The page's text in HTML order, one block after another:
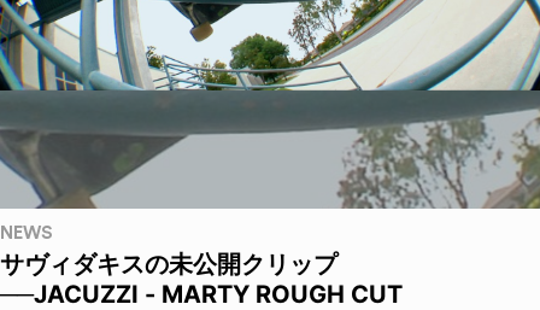
NEWS
サヴィダキスの未公開クリップ
──JACUZZI - MARTY ROUGH CUT